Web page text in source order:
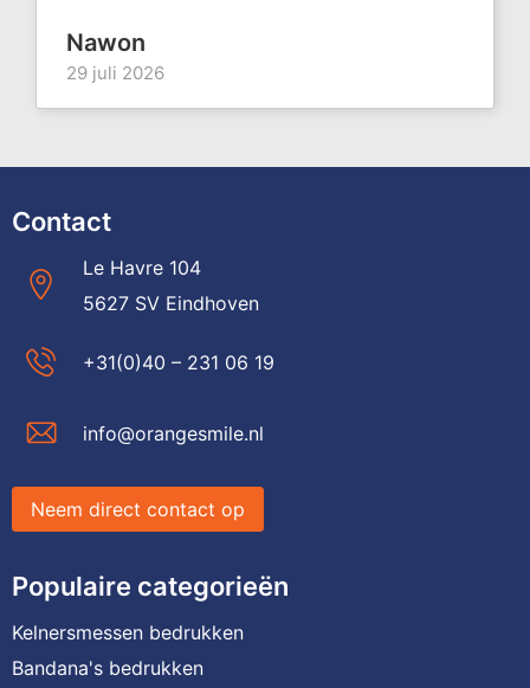
Nawon
29 juli 2026
Contact
Le Havre 104
5627 SV Eindhoven
+31(0)40 – 231 06 19
info@orangesmile.nl
Neem direct contact op
Populaire categorieën
Kelnersmessen bedrukken
Bandana's bedrukken